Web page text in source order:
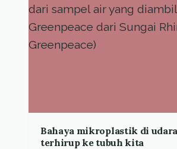
Bahaya mikroplastik di
terhirup ke tubuh kita